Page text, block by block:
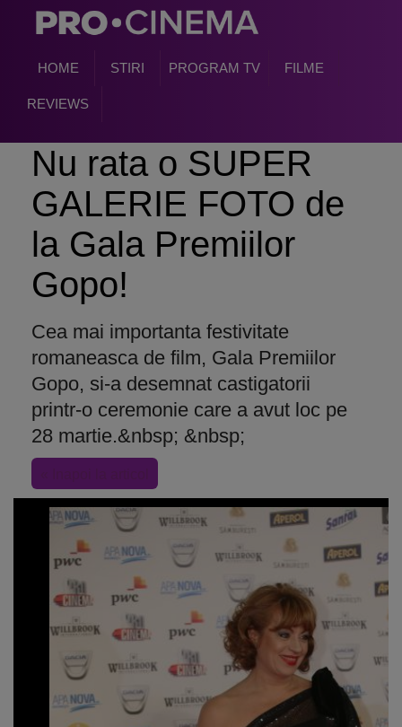
HOME STIRI PROGRAM TV FILME
REVIEWS
Nu rata o SUPER
GALERIE FOTO de
la Gala Premiilor
Gopo!
Cea mai importanta festivitate
romaneasca de film, Gala Premiilor
Gopo, si-a desemnat castigatorii
printr-o ceremonie care a avut loc pe
28 martie.&nbsp; &nbsp;